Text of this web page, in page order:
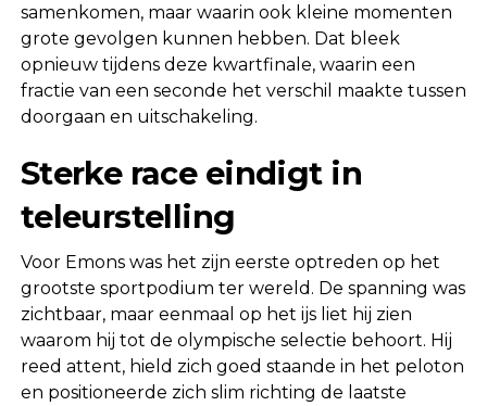
samenkomen, maar waarin ook kleine momenten
grote gevolgen kunnen hebben. Dat bleek
opnieuw tijdens deze kwartfinale, waarin een
fractie van een seconde het verschil maakte tussen
doorgaan en uitschakeling.
Sterke race eindigt in
teleurstelling
Voor Emons was het zijn eerste optreden op het
grootste sportpodium ter wereld. De spanning was
zichtbaar, maar eenmaal op het ijs liet hij zien
waarom hij tot de olympische selectie behoort. Hij
reed attent, hield zich goed staande in het peloton
en positioneerde zich slim richting de laatste